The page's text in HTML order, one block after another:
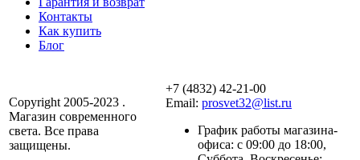
Контакты
Как купить
Блог
Copyright 2005-2023 .
Магазин современного
света. Все права
защищены.
+7 (4832) 42-21-00
Email: prosvet32@list.ru
График работы магазина-
офиса: c 09:00 до 18:00,